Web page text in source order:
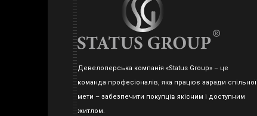
Девелоперська компанія «Status Group» – це
команда професіоналів, яка працює заради спільної
мети – забезпечити покупців якісним і доступним
житлом.